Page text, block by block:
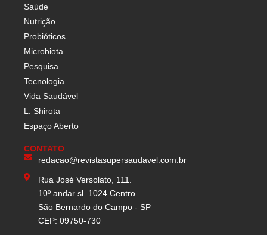
Saúde
Nutrição
Probióticos
Microbiota
Pesquisa
Tecnologia
Vida Saudável
L. Shirota
Espaço Aberto
CONTATO
redacao@revistasupersaudavel.com.br
Rua José Versolato, 111.
10º andar sl. 1024 Centro.
São Bernardo do Campo - SP
CEP: 09750-730